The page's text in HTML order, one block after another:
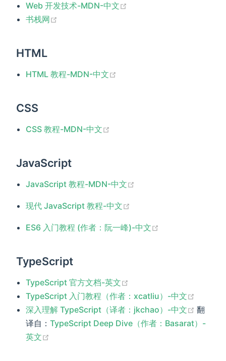
Web 开发技术-MDN-中文
书栈网
HTML
HTML 教程-MDN-中文
CSS
CSS 教程-MDN-中文
JavaScript
JavaScript 教程-MDN-中文
现代 JavaScript 教程-中文
ES6 入门教程 (作者：阮一峰)-中文
TypeScript
TypeScript 官方文档-英文
TypeScript 入门教程（作者：xcatliu）-中文
深入理解 TypeScript（译者：jkchao）-中文
(opens
翻
译自：TypeScript Deep Dive（作者：Basarat）-
英文